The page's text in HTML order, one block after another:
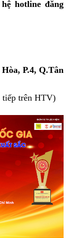
hotline đăng
P.4, Q.Tân
tiếp trên HTV)